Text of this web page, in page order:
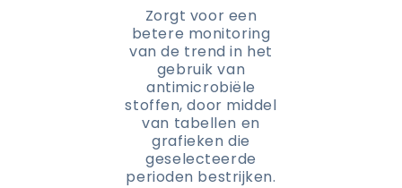
Zorgt voor een
betere monitoring
van de trend in het
gebruik van
antimicrobiële
stoffen, door middel
van tabellen en
grafieken die
geselecteerde
perioden bestrijken.